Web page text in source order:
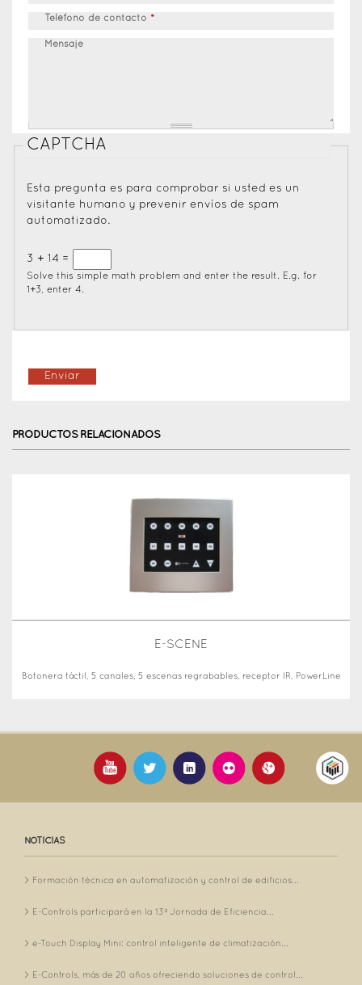
Teléfono de contacto *
Mensaje
CAPTCHA
Esta pregunta es para comprobar si usted es un
visitante humano y prevenir envíos de spam
automatizado.
3 + 14 =
Solve this simple math problem and enter the result. E.g. for
1+3, enter 4.
PRODUCTOS RELACIONADOS
E-SCENE
Botonera táctil, 5 canales, 5 escenas regrabables, receptor IR, PowerLine
NOTICIAS
Formación técnica en automatización y control de edificios...
E-Controls participará en la 13ª Jornada de Eficiencia...
e-Touch Display Mini: control inteligente de climatización...
E-Controls, más de 20 años ofreciendo soluciones de control...